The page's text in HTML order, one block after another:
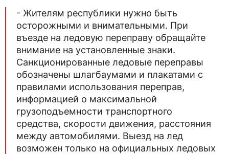
- Жителям республики нужно быть
осторожными и внимательными. При
въезде на ледовую переправу обращайте
внимание на установленные знаки.
Санкционированные ледовые переправы
обозначены шлагбаумами и плакатами с
правилами использования переправ,
информацией о максимальной
грузоподъемности транспортного
средства, скорости движения, расстояния
между автомобилями. Выезд на лед
возможен только на официальных ледовых